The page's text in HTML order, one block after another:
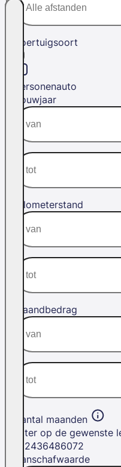
Voertuigsoort
Personenauto
Bouwjaar
Kilometerstand
Maandbedrag
Aantal maanden
Filter op de gewenste
2436486072
Aanschafwaarde